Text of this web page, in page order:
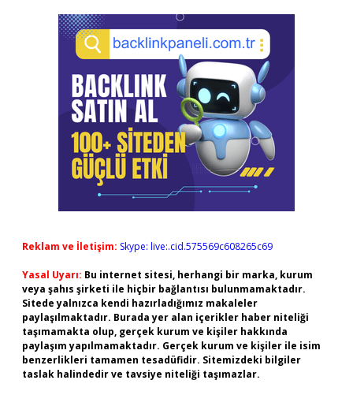
Reklam ve İletişim: Skype: live:.cid.575569c608265c69
Yasal Uyarı: Bu internet sitesi, herhangi bir marka, kurum
veya şahıs şirketi ile hiçbir bağlantısı bulunmamaktadır.
Sitede yalnızca kendi hazırladığımız makaleler
paylaşılmaktadır. Burada yer alan içerikler haber niteliği
taşımamakta olup, gerçek kurum ve kişiler hakkında
paylaşım yapılmamaktadır. Gerçek kurum ve kişiler ile isim
benzerlikleri tamamen tesadüfidir. Sitemizdeki bilgiler
taslak halindedir ve tavsiye niteliği taşımazlar.